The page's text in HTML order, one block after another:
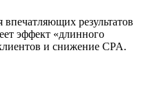
результатов
эффект «длинного
и снижение СPA.